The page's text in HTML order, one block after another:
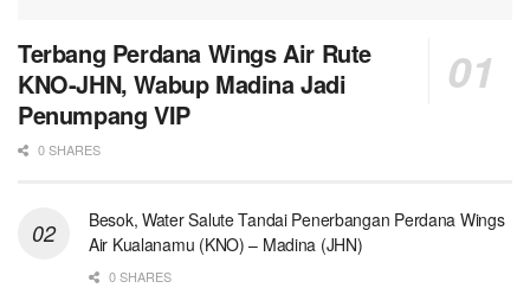
Terbang Perdana Wings Air Rute
KNO-JHN, Wabup Madina Jadi
Penumpang VIP
0 SHARES
Besok, Water Salute Tandai Penerbangan Perdana Wings
Air Kualanamu (KNO) – Madina (JHN)
0 SHARES